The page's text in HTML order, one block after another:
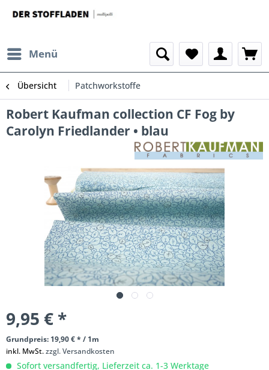
Menü
Übersicht Patchworkstoffe
Robert Kaufman collection CF Fog by
Carolyn Friedlander • blau
9,95 € *
Grundpreis: 19,90 € * / 1m
inkl. MwSt.zzgl. Versandkosten
Sofort versandfertig, Lieferzeit ca. 1-3 Werktage